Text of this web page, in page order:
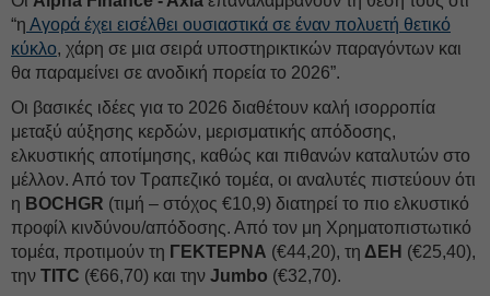
“η Αγορά έχει εισέλθει ουσιαστικά σε έναν πολυετή θετικό
κύκλο, χάρη σε μια σειρά υποστηρικτικών παραγόντων και
θα παραμείνει σε ανοδική πορεία το 2026”.
Οι βασικές ιδέες για το 2026 διαθέτουν καλή ισορροπία
μεταξύ αύξησης κερδών, μερισματικής απόδοσης,
ελκυστικής αποτίμησης, καθώς και πιθανών καταλυτών στο
μέλλον. Από τον Τραπεζικό τομέα, οι αναλυτές πιστεύουν ότι
η BOCHGR (τιμή – στόχος €10,9) διατηρεί το πιο ελκυστικό
προφίλ κινδύνου/απόδοσης. Από τον μη Χρηματοπιστωτικό
τομέα, προτιμούν τη ΓΕΚΤΕΡΝΑ (€44,20), τη ΔΕΗ (€25,40),
την TITC (€66,70) και την Jumbo (€32,70).